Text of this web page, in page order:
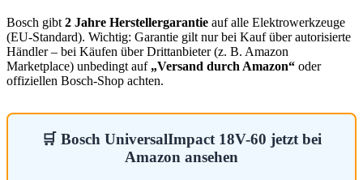
Bosch gibt 2 Jahre Herstellergarantie auf alle Elektrowerkzeuge
(EU-Standard). Wichtig: Garantie gilt nur bei Kauf über autorisierte
Händler – bei Käufen über Drittanbieter (z. B. Amazon
Marketplace) unbedingt auf „Versand durch Amazon“ oder
offiziellen Bosch-Shop achten.
🛒 Bosch UniversalImpact 18V-60 jetzt bei
Amazon ansehen